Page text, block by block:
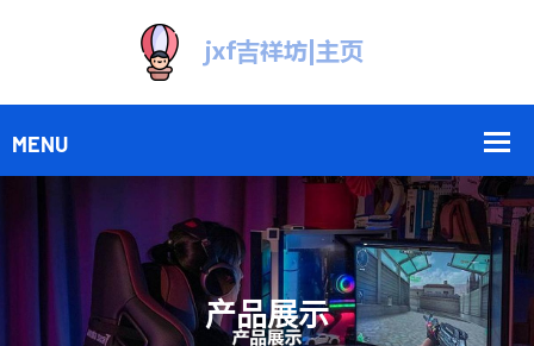
产品展示